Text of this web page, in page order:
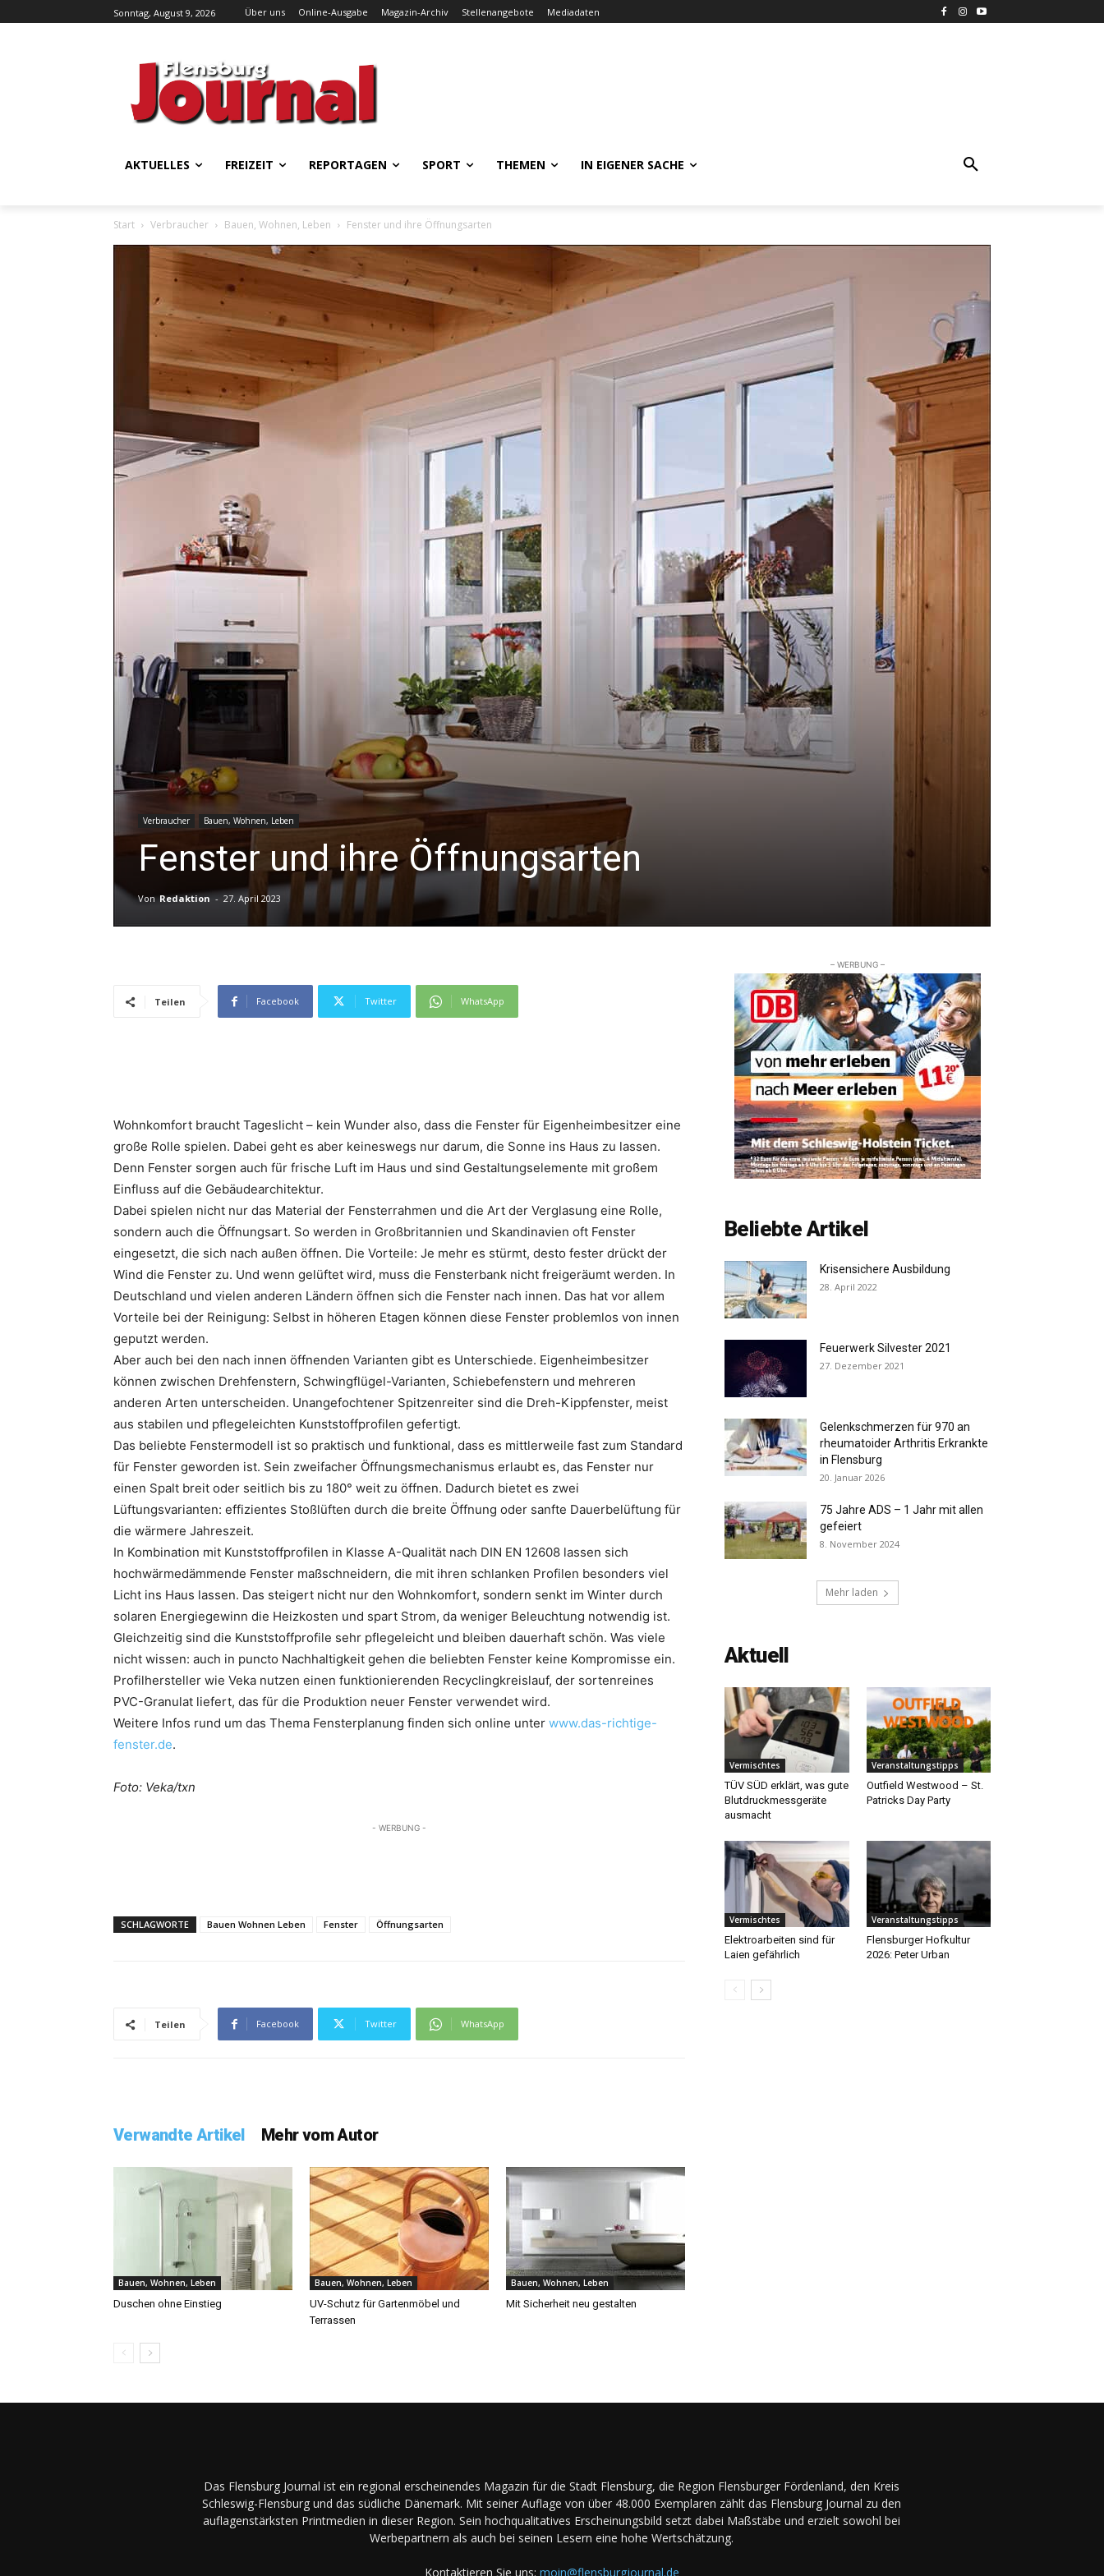
Sonntag, August 9, 2026 Über uns Online-Ausgabe Magazin-Archiv Stellenangebote Mediadaten
AKTUELLES FREIZEIT REPORTAGEN SPORT THEMEN IN EIGENER SACHE
Start Verbraucher Bauen, Wohnen, Leben Fenster und ihre Öffnungsarten
Verbraucher Bauen, Wohnen, Leben
Fenster und ihre Öffnungsarten
Von Redaktion - 27. April 2023
Teilen Facebook Twitter WhatsApp
Wohnkomfort braucht Tageslicht – kein Wunder also, dass die Fenster für Eigenheimbesitzer eine
große Rolle spielen. Dabei geht es aber keineswegs nur darum, die Sonne ins Haus zu lassen.
Denn Fenster sorgen auch für frische Luft im Haus und sind Gestaltungselemente mit großem
Einfluss auf die Gebäudearchitektur.
Dabei spielen nicht nur das Material der Fensterrahmen und die Art der Verglasung eine Rolle,
sondern auch die Öffnungsart. So werden in Großbritannien und Skandinavien oft Fenster
eingesetzt, die sich nach außen öffnen. Die Vorteile: Je mehr es stürmt, desto fester drückt der
Wind die Fenster zu. Und wenn gelüftet wird, muss die Fensterbank nicht freigeräumt werden. In
Deutschland und vielen anderen Ländern öffnen sich die Fenster nach innen. Das hat vor allem
Vorteile bei der Reinigung: Selbst in höheren Etagen können diese Fenster problemlos von innen
geputzt werden.
Aber auch bei den nach innen öffnenden Varianten gibt es Unterschiede. Eigenheimbesitzer
können zwischen Drehfenstern, Schwingflügel-Varianten, Schiebefenstern und mehreren
anderen Arten unterscheiden. Unangefochtener Spitzenreiter sind die Dreh-Kippfenster, meist
aus stabilen und pflegeleichten Kunststoffprofilen gefertigt.
Das beliebte Fenstermodell ist so praktisch und funktional, dass es mittlerweile fast zum Standard
für Fenster geworden ist. Sein zweifacher Öffnungsmechanismus erlaubt es, das Fenster nur
einen Spalt breit oder seitlich bis zu 180° weit zu öffnen. Dadurch bietet es zwei
Lüftungsvarianten: effizientes Stoßlüften durch die breite Öffnung oder sanfte Dauerbelüftung für
die wärmere Jahreszeit.
In Kombination mit Kunststoffprofilen in Klasse A-Qualität nach DIN EN 12608 lassen sich
hochwärmedämmende Fenster maßschneidern, die mit ihren schlanken Profilen besonders viel
Licht ins Haus lassen. Das steigert nicht nur den Wohnkomfort, sondern senkt im Winter durch
solaren Energiegewinn die Heizkosten und spart Strom, da weniger Beleuchtung notwendig ist.
Gleichzeitig sind die Kunststoffprofile sehr pflegeleicht und bleiben dauerhaft schön. Was viele
nicht wissen: auch in puncto Nachhaltigkeit gehen die beliebten Fenster keine Kompromisse ein.
Profilhersteller wie Veka nutzen einen funktionierenden Recyclingkreislauf, der sortenreines
PVC-Granulat liefert, das für die Produktion neuer Fenster verwendet wird.
Weitere Infos rund um das Thema Fensterplanung finden sich online unter www.das-richtige-
fenster.de.
Foto: Veka/txn
- WERBUNG -
SCHLAGWORTE Bauen Wohnen Leben Fenster Öffnungsarten
Teilen Facebook Twitter WhatsApp
Verwandte Artikel Mehr vom Autor
Bauen, Wohnen, Leben
Duschen ohne Einstieg
Bauen, Wohnen, Leben
UV-Schutz für Gartenmöbel und
Terrassen
Bauen, Wohnen, Leben
Mit Sicherheit neu gestalten
– WERBUNG –
Beliebte Artikel
Krisensichere Ausbildung
28. April 2022
Feuerwerk Silvester 2021
27. Dezember 2021
Gelenkschmerzen für 970 an
rheumatoider Arthritis Erkrankte
in Flensburg
20. Januar 2026
75 Jahre ADS – 1 Jahr mit allen
gefeiert
8. November 2024
Mehr laden
Aktuell
Vermischtes
TÜV SÜD erklärt, was gute
Blutdruckmessgeräte
ausmacht
Veranstaltungstipps
Outfield Westwood – St.
Patricks Day Party
Vermischtes
Elektroarbeiten sind für
Laien gefährlich
Veranstaltungstipps
Flensburger Hofkultur
2026: Peter Urban
Das Flensburg Journal ist ein regional erscheinendes Magazin für die Stadt Flensburg, die Region Flensburger Fördenland, den Kreis
Schleswig-Flensburg und das südliche Dänemark. Mit seiner Auflage von über 48.000 Exemplaren zählt das Flensburg Journal zu den
auflagenstärksten Printmedien in dieser Region. Sein hochqualitatives Erscheinungsbild setzt dabei Maßstäbe und erzielt sowohl bei
Werbepartnern als auch bei seinen Lesern eine hohe Wertschätzung.
Kontaktieren Sie uns: moin@flensburgjournal.de